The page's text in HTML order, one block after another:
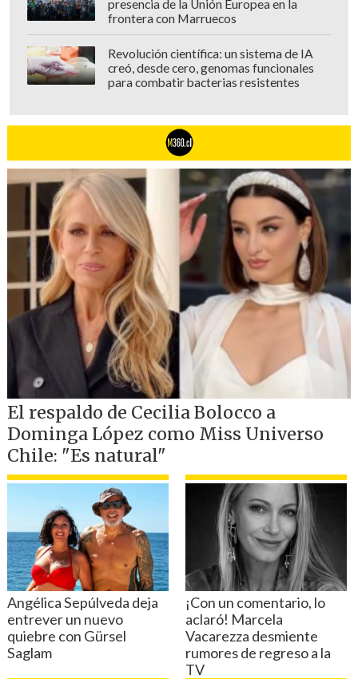
presencia de la Unión Europea en la
frontera con Marruecos
Revolución científica: un sistema de IA
creó, desde cero, genomas funcionales
para combatir bacterias resistentes